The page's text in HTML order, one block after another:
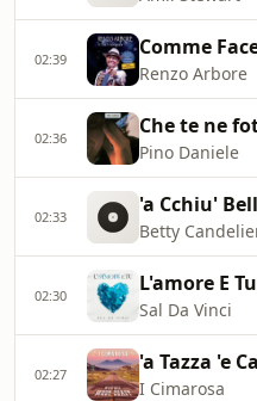
02:39 Comme
Renzo Arbore
02:36 Che te ne
Pino Daniele
02:33 'a Cchiu'
Betty
02:30 L'amore E Tu
Sal Da Vinci
02:27 'a Tazza 'e
I Cimarosa